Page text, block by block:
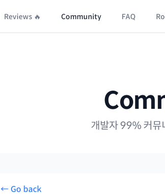
Reviews 🔥 Community FAQ
개발자 99% 커뮤
← Go back